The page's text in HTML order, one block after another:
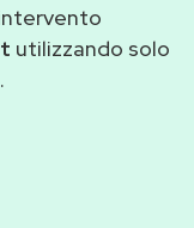
utilizzando solo